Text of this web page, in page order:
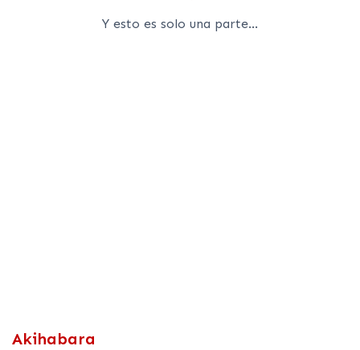
Y esto es solo una parte...
Akihabara